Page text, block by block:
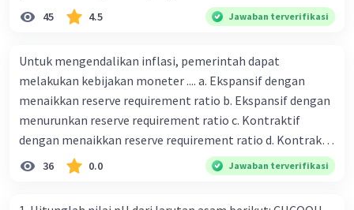
dari satu. Banyak karung beras kemasan 25 kg adalah 50
buah. Banyak karung beras kemasan 50 kg adalah 150
ton. Perbandingan berat beras kemasan 25 kg dan 50 kg
dalam truk adalah 1: 3. 9. Berdasarkan teks tersebut, jika
biaya setiap beras karung kecil adalah Rp7.500 dan karung
besar Rp14.000, berapakah biaya angkut semua beras yang
harus dibayar oleh Bu Vina? A. Rp2.540.000 C. Rp2.312.000 B.
Rp2.475.000 D. Rp2.280.000
45 4.5 Jawaban terverifikasi
Untuk mengendalikan inflasi, pemerintah dapat
melakukan kebijakan moneter .... a. Ekspansif dengan
menaikkan reserve requirement ratio b. Ekspansif dengan
menurunkan reserve requirement ratio c. Kontraktif
dengan menaikkan reserve requirement ratio d. Kontraktif
dengan menurunkan reserve requirement ratio e.
Ekspansif dengan menaikkan tingkat diskonto Bila Bank
36 0.0 Jawaban terverifikasi